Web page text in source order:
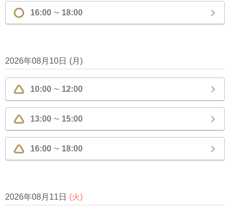
16:00 〜 18:00
2026年08月10日 (月 )
10:00 〜 12:00
13:00 〜 15:00
16:00 〜 18:00
2026年08月11日 (火)